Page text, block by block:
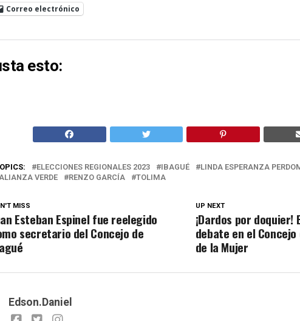
Correo electrónico
esto:
ELECCIONES REGIONALES 2023 IBAGUÉ
LINDA ESPERANZA
VERDE
RENZO GARCÍA TOLIMA
UP NEXT
¡Dardos por doquier!
debate en el
de la Mujer
MISS
Esteban Espinel fue reelegido
secretario del Concejo de
Edson.Daniel